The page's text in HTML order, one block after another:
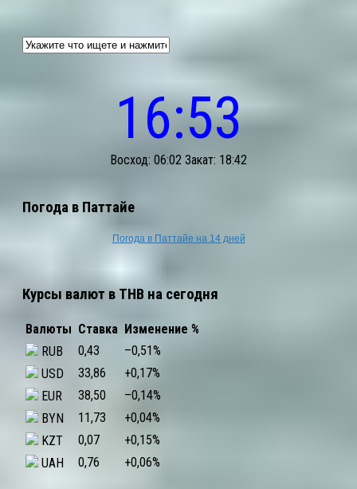
16:53
Восход: 06:02 Закат: 18:42
Погода в Паттайе
Погода в Паттайе на 14 дней
Курсы валют в THB на сегодня
Валюты Ставка Изменение %
RUB
0,43 –0,51%
USD
33,86 +0,17%
EUR
38,50 –0,14%
BYN
11,73 +0,04%
KZT
0,07 +0,15%
UAH
0,76 +0,06%